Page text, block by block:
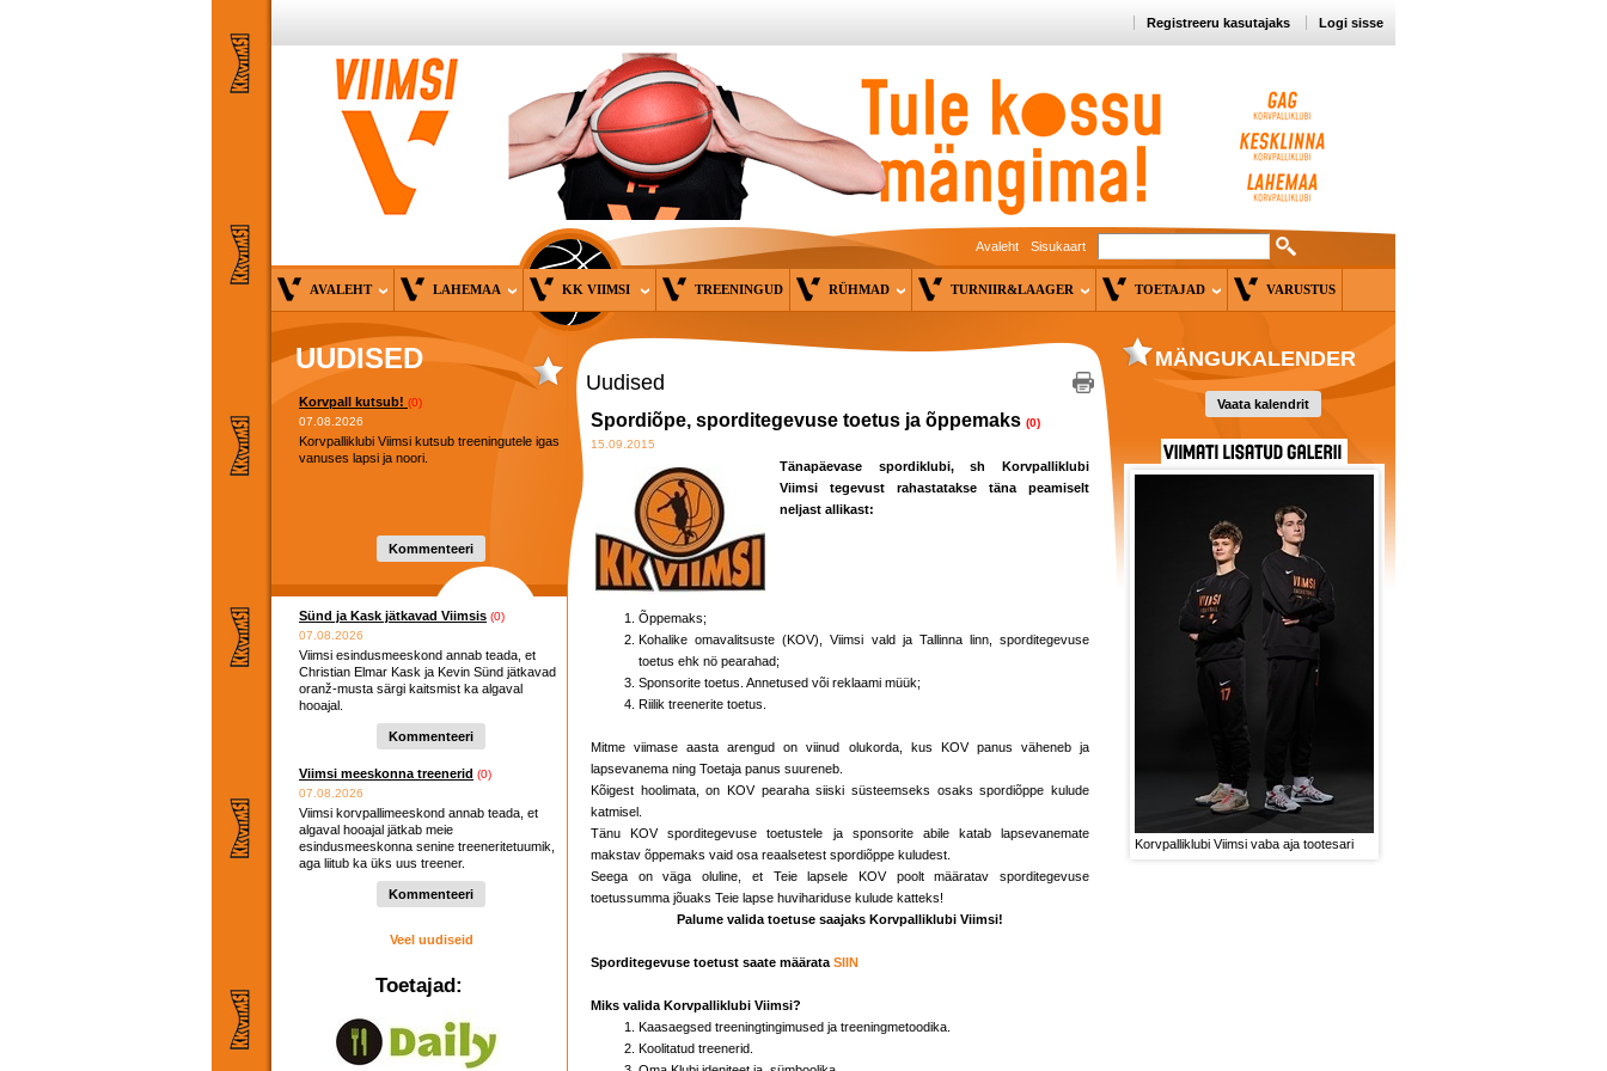
Registreeru kasutajaks Logi sisse
Avaleht Sisukaart
AVALEHT LAHEMAA KK VIIMSI TREENINGUD RÜHMAD TURNIIR&LAAGER TOETAJAD VARUSTUS
UUDISED
Korvpall kutsub! (0)
07.08.2026
Korvpalliklubi Viimsi kutsub treeningutele igas
vanuses lapsi ja noori.
Kommenteeri
Sünd ja Kask jätkavad Viimsis (0)
07.08.2026
Viimsi esindusmeeskond annab teada, et
Christian Elmar Kask ja Kevin Sünd jätkavad
oranž-musta särgi kaitsmist ka algaval
hooajal.
Kommenteeri
Viimsi meeskonna treenerid (0)
07.08.2026
Viimsi korvpallimeeskond annab teada, et
algaval hooajal jätkab meie
esindusmeeskonna senine treeneritetuumik,
aga liitub ka üks uus treener.
Kommenteeri
Veel uudiseid
Toetajad:
Uudised
Spordiõpe, sporditegevuse toetus ja õppemaks (0)
15.09.2015
Tänapäevase spordiklubi, sh Korvpalliklubi
Viimsi tegevust rahastatakse täna peamiselt
neljast allikast:
Õppemaks;
Kohalike omavalitsuste (KOV), Viimsi vald ja Tallinna linn, sporditegevuse
toetus ehk nö pearahad;
Sponsorite toetus. Annetused või reklaami müük;
Riilik treenerite toetus.
Mitme viimase aasta arengud on viinud olukorda, kus KOV panus väheneb ja
lapsevanema ning Toetaja panus suureneb.
Kõigest hoolimata, on KOV pearaha siiski süsteemseks osaks spordiõppe kulude
katmisel.
Tänu KOV sporditegevuse toetustele ja sponsorite abile katab lapsevanemate
makstav õppemaks vaid osa reaalsetest spordiõppe kuludest.
Seega on väga oluline, et Teie lapsele KOV poolt määratav sporditegevuse
toetussumma jõuaks Teie lapse huvihariduse kulude katteks!
Palume valida toetuse saajaks Korvpalliklubi Viimsi!
Sporditegevuse toetust saate määrata SIIN
Miks valida Korvpalliklubi Viimsi?
Kaasaegsed treeningtingimused ja treeningmetoodika.
Koolitatud treenerid.
MÄNGUKALENDER
Vaata kalendrit
Korvpalliklubi Viimsi vaba aja tootesari